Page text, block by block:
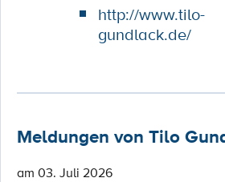
http://www.tilo-
gundlack.de/
Meldungen von Tilo
am 03. Juli 2026